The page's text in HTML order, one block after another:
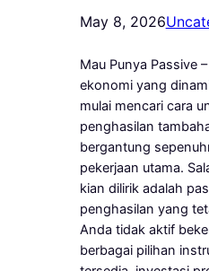
May 8, 2026
Mau Punya Passive
ekonomi yang
mulai mencari cara
penghasilan
bergantung
pekerjaan utama.
kian dilirik adalah
penghasilan yang
Anda tidak aktif
berbagai pilihan